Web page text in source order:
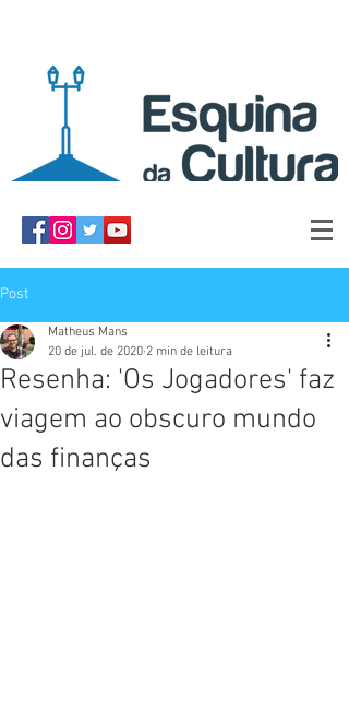
Post
Resenha: 'Os Jogadores' faz
viagem ao obscuro mundo
das finanças
Matheus Mans
20 de jul. de 2020 2 min de leitura